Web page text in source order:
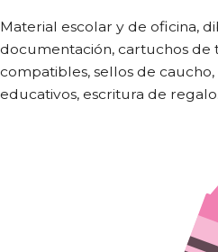
Material escolar y de oficina,
documentación, cartuchos de
compatibles, sellos de
educativos, escritura de